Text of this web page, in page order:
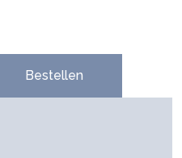
Bestellen